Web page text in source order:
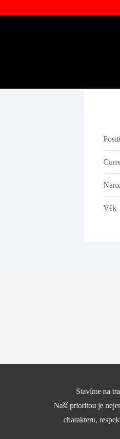
Věk
Stavíme na
Naší prioritou je
charakteru,